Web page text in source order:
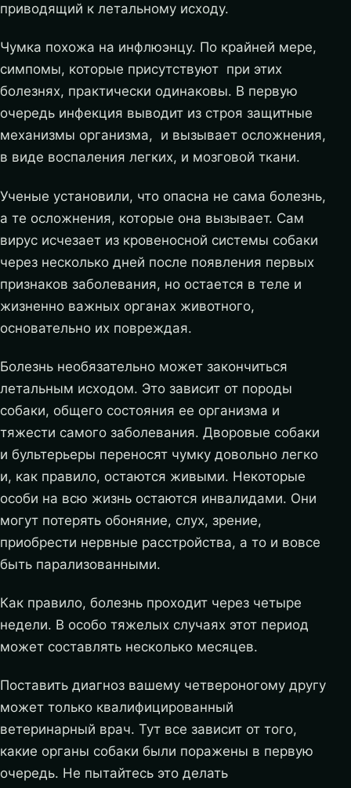
приводящий к летальному исходу.
Чумка похожа на инфлюэнцу. По крайней мере,
симпомы, которые присутствуют при этих
болезнях, практически одинаковы. В первую
очередь инфекция выводит из строя защитные
механизмы организма, и вызывает осложнения,
в виде воспаления легких, и мозговой ткани.
Ученые установили, что опасна не сама болезнь,
а те осложнения, которые она вызывает. Сам
вирус исчезает из кровеносной системы собаки
через несколько дней после появления первых
признаков заболевания, но остается в теле и
жизненно важных органах животного,
основательно их повреждая.
Болезнь необязательно может закончиться
летальным исходом. Это зависит от породы
собаки, общего состояния ее организма и
тяжести самого заболевания. Дворовые собаки
и бультерьеры переносят чумку довольно легко
и, как правило, остаются живыми. Некоторые
особи на всю жизнь остаются инвалидами. Они
могут потерять обоняние, слух, зрение,
приобрести нервные расстройства, а то и вовсе
быть парализованными.
Как правило, болезнь проходит через четыре
недели. В особо тяжелых случаях этот период
может составлять несколько месяцев.
Поставить диагноз вашему четвероногому другу
может только квалифицированный
ветеринарный врач. Тут все зависит от того,
какие органы собаки были поражены в первую
очередь. Не пытайтесь это делать